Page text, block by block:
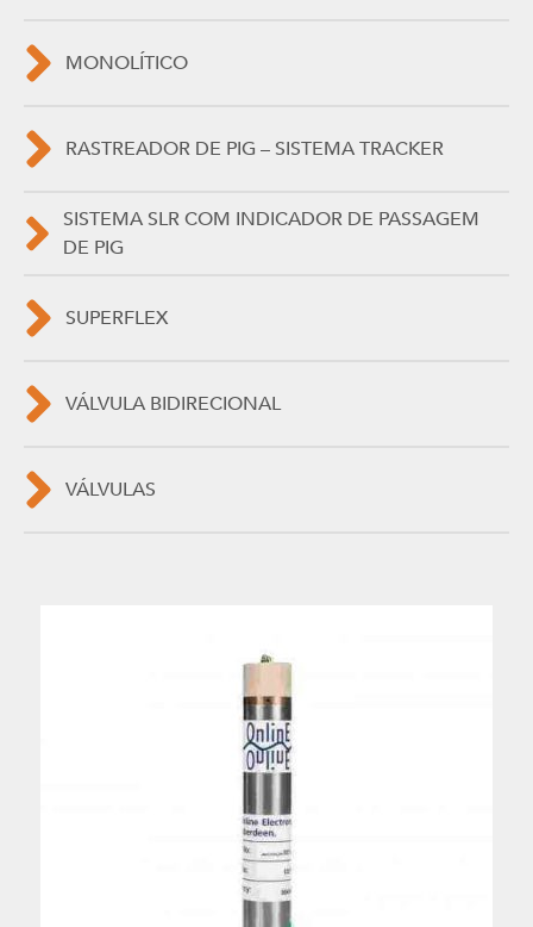
MONOLÍTICO
RASTREADOR DE PIG – SISTEMA TRACKER
SISTEMA SLR COM INDICADOR DE PASSAGEM
DE PIG
SUPERFLEX
VÁLVULA BIDIRECIONAL
VÁLVULAS